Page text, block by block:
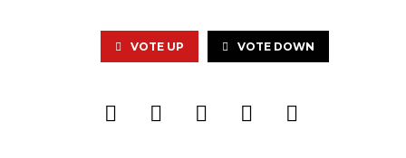
VOTE UP VOTE DOWN